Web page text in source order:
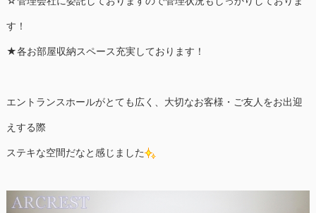
す！
★各お部屋収納スペース充実しております！
エントランスホールがとても広く、大切なお客様・ご友人をお出迎
えする際
ステキな空間だなと感じました